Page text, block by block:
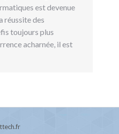
est devenue
réussite des
toujours plus
acharnée, il est